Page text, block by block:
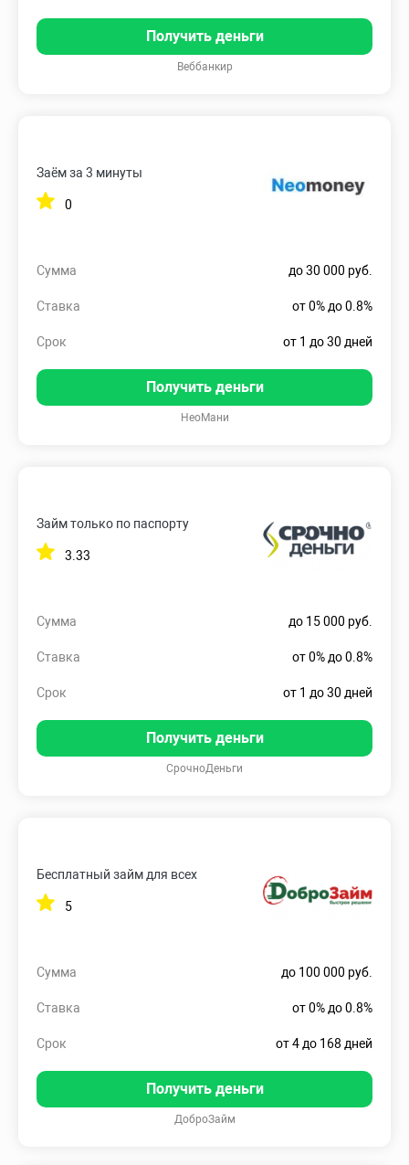
Получить деньги
Веббанкир
Заём за 3 минуты
0
Сумма до 30 000 руб.
Ставка от 0% до 0.8%
Срок от 1 до 30 дней
Получить деньги
НеоМани
Займ только по паспорту
3.33
Сумма до 15 000 руб.
Ставка от 0% до 0.8%
Срок от 1 до 30 дней
Получить деньги
СрочноДеньги
Бесплатный займ для всех
5
Сумма до 100 000 руб.
Ставка от 0% до 0.8%
Срок от 4 до 168 дней
Получить деньги
ДоброЗайм